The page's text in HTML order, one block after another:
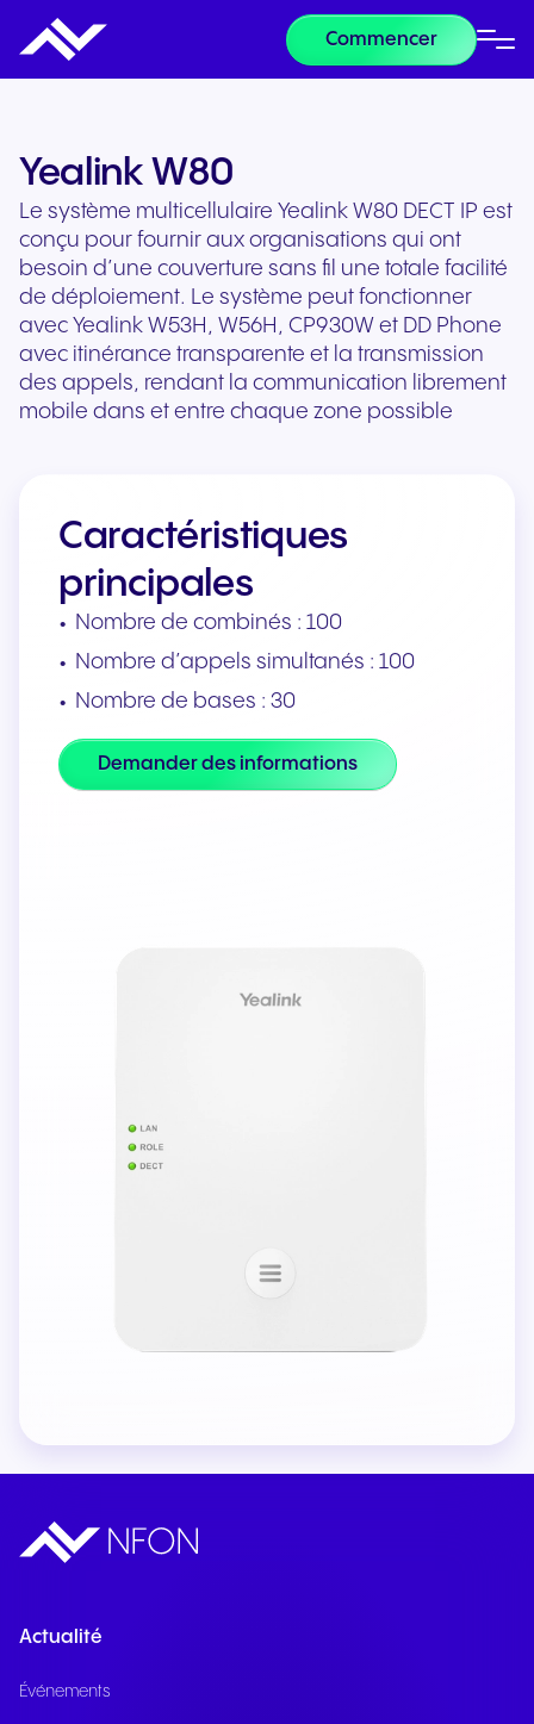
Commencer
Yealink W80
Le système multicellulaire Yealink W80 DECT IP est
conçu pour fournir aux organisations qui ont
besoin d’une couverture sans fil une totale facilité
de déploiement. Le système peut fonctionner
avec Yealink W53H, W56H, CP930W et DD Phone
avec itinérance transparente et la transmission
des appels, rendant la communication librement
mobile dans et entre chaque zone possible
Caractéristiques
principales
Nombre de combinés : 100
Nombre d’appels simultanés : 100
Nombre de bases : 30
Demander des informations
Actualité
Événements